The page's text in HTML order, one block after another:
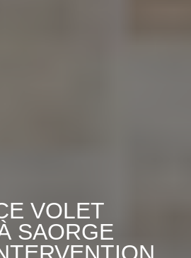
VOLET
SAORGE